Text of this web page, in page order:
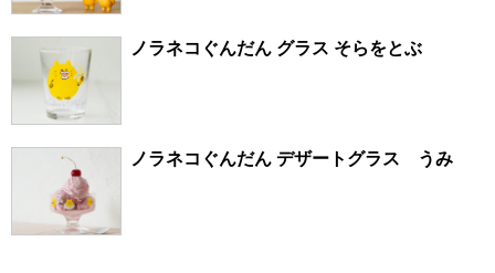
ノラネコぐんだん グラス そらをとぶ
ノラネコぐんだん デザートグラス うみ